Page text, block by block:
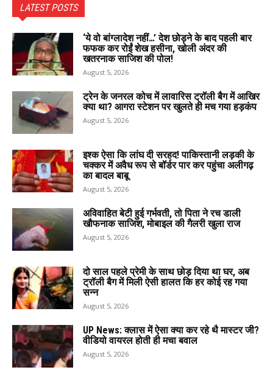
LATEST POSTS
‘ये वो बांग्लादेश नहीं…’ देश छोड़ने के बाद पहली बार
फफक कर रोईं शेख हसीना, खोली अंदर की
खतरनाक साजिश की पोल!
August 5, 2026
ट्रेन के जनरल कोच में लावारिस ट्रॉली बैग में आखिर
क्या था? आगरा स्टेशन पर खुलते ही मच गया हड़कंप
August 5, 2026
इश्क ऐसा कि लांघ दी सरहद! पाकिस्तानी लड़की के
चक्कर में अवैध रूप से बॉर्डर पार कर पहुंचा अलीगढ़
का बादल बाबू
August 5, 2026
अविवाहित बेटी हुई गर्भवती, तो पिता ने रच डाली
खौफनाक साजिश, मोबाइल की गैलरी खुला राज
August 5, 2026
दो साल पहले प्रेमी के साथ छोड़ दिया था घर, अब
ट्रॉली बैग में मिली ऐसी हालत कि हर कोई रह गया
सन्न
August 5, 2026
UP News: क्लास में ऐसा क्या कर रहे थै मास्टर जी?
वीडियो वायरल होती ही मचा बवाल
August 5, 2026